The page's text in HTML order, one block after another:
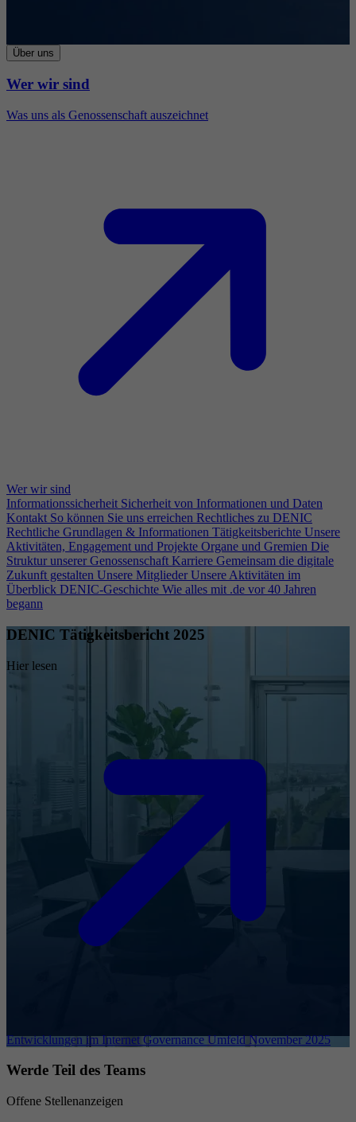
Über uns
Wer wir sind
Was uns als Genossenschaft auszeichnet
Wer wir sind
Informationssicherheit Sicherheit von Informationen und Daten
Kontakt So können Sie uns erreichen Rechtliches zu DENIC
Rechtliche Grundlagen & Informationen Tätigkeitsberichte Unsere
Aktivitäten, Engagement und Projekte Organe und Gremien Die
Struktur unserer Genossenschaft Karriere Gemeinsam die digitale
Zukunft gestalten Unsere Mitglieder Unsere Aktivitäten im
Überblick DENIC-Geschichte Wie alles mit .de vor 40 Jahren
begann
DENIC Tätigkeitsbericht 2025
Hier lesen
Entwicklungen im Internet Governance Umfeld November 2025
Werde Teil des Teams
Offene Stellenanzeigen